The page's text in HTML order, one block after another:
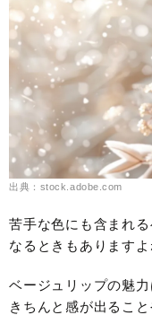
出典：stock.adobe.com
苦手な色にも含まれ
なるときもありますよ
ベージュリップの魅
きちんと感が出るこ